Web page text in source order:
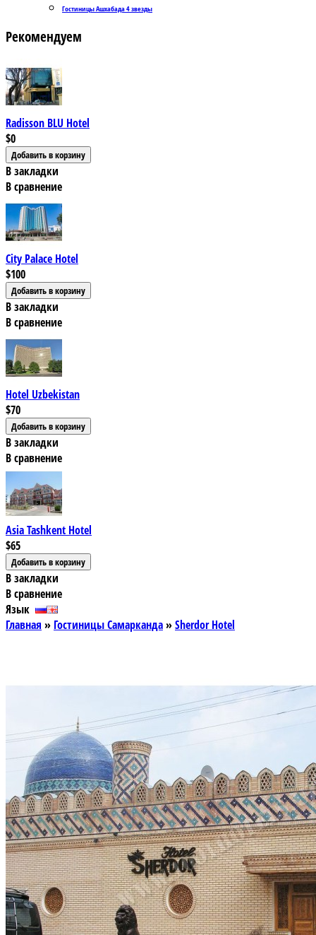
Гостиницы Ашхабада 4 звезды
Рекомендуем
Radisson BLU Hotel
$0
В закладки
В сравнение
City Palace Hotel
$100
В закладки
В сравнение
Hotel Uzbekistan
$70
В закладки
В сравнение
Asia Tashkent Hotel
$65
В закладки
В сравнение
Язык
Главная » Гостиницы Самарканда»Sherdor Hotel